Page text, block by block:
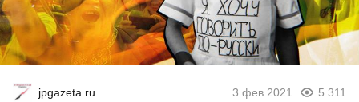
jpgazeta.ru 3 фев 2021 5 311